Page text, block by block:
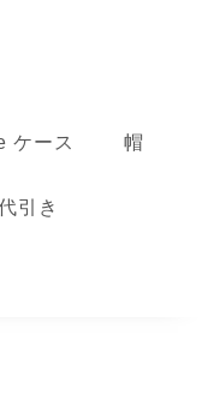
ケース 帽
引き